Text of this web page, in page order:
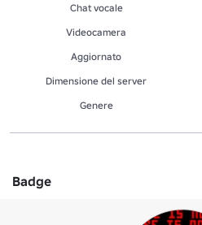
Chat vocale
Videocamera
Aggiornato
Dimensione del server
Genere
Badge